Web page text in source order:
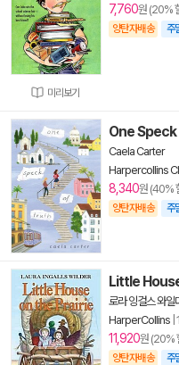
미리보기
7,760원 (20%
양탄자배송 주
One
Caela Carter
Harpercollins
8,340원 (40%
양탄자배송 주
Little
로라 잉걸스 와일
HarperCollins
11,920원 (20%
양탄자배송 주